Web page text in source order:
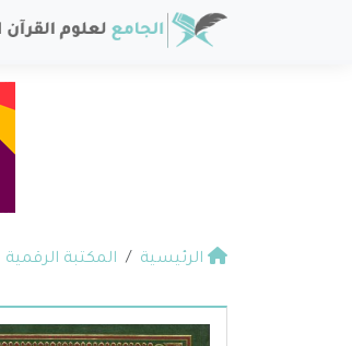
الرئيسية المكتبة الرقمية